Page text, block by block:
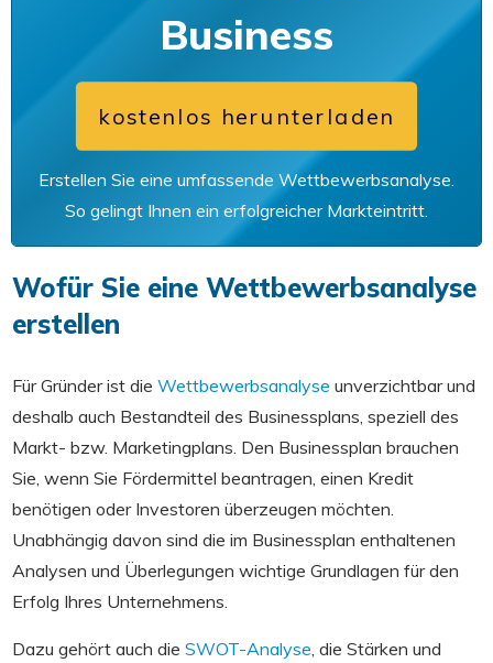
Business
kostenlos herunterladen
Erstellen Sie eine umfassende Wettbewerbsanalyse.
So gelingt Ihnen ein erfolgreicher Markteintritt.
Wofür Sie eine Wettbewerbsanalyse
erstellen
Für Gründer ist die Wettbewerbsanalyse unverzichtbar und
deshalb auch Bestandteil des Businessplans, speziell des
Markt- bzw. Marketingplans. Den Businessplan brauchen
Sie, wenn Sie Fördermittel beantragen, einen Kredit
benötigen oder Investoren überzeugen möchten.
Unabhängig davon sind die im Businessplan enthaltenen
Analysen und Überlegungen wichtige Grundlagen für den
Erfolg Ihres Unternehmens.
Dazu gehört auch die SWOT-Analyse, die Stärken und